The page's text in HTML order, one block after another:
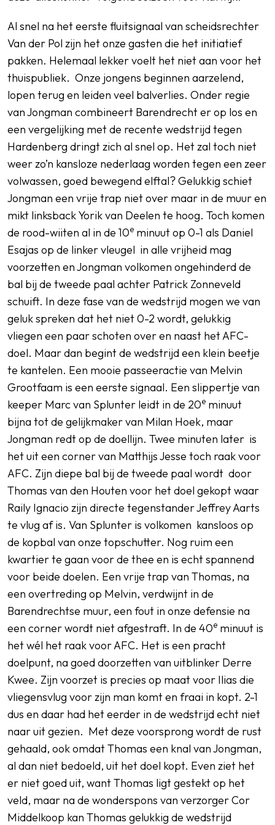
Al snel na het eerste fluitsignaal van scheidsrechter
Van der Pol zijn het onze gasten die het initiatief
pakken. Helemaal lekker voelt het niet aan voor het
thuispubliek. Onze jongens beginnen aarzelend,
lopen terug en leiden veel balverlies. Onder regie
van Jongman combineert Barendrecht er op los en
een vergelijking met de recente wedstrijd tegen
Hardenberg dringt zich al snel op. Het zal toch niet
weer zo’n kansloze nederlaag worden tegen een zeer
volwassen, goed bewegend elftal? Gelukkig schiet
Jongman een vrije trap niet over maar in de muur en
mikt linksback Yorik van Deelen te hoog. Toch komen
de rood-wiiten al in de 10e minuut op 0-1 als Daniel
Esajas op de linker vleugel in alle vrijheid mag
voorzetten en Jongman volkomen ongehinderd de
bal bij de tweede paal achter Patrick Zonneveld
schuift. In deze fase van de wedstrijd mogen we van
geluk spreken dat het niet 0-2 wordt, gelukkig
vliegen een paar schoten over en naast het AFC-
doel. Maar dan begint de wedstrijd een klein beetje
te kantelen. Een mooie passeeractie van Melvin
Grootfaam is een eerste signaal. Een slippertje van
keeper Marc van Splunter leidt in de 20e minuut
bijna tot de gelijkmaker van Milan Hoek, maar
Jongman redt op de doellijn. Twee minuten later is
het uit een corner van Matthijs Jesse toch raak voor
AFC. Zijn diepe bal bij de tweede paal wordt door
Thomas van den Houten voor het doel gekopt waar
Raily Ignacio zijn directe tegenstander Jeffrey Aarts
te vlug af is. Van Splunter is volkomen kansloos op
de kopbal van onze topschutter. Nog ruim een
kwartier te gaan voor de thee en is echt spannend
voor beide doelen. Een vrije trap van Thomas, na
een overtreding op Melvin, verdwijnt in de
Barendrechtse muur, een fout in onze defensie na
een corner wordt niet afgestraft. In de 40e minuut is
het wél het raak voor AFC. Het is een pracht
doelpunt, na goed doorzetten van uitblinker Derre
Kwee. Zijn voorzet is precies op maat voor Ilias die
vliegensvlug voor zijn man komt en fraai in kopt. 2-1
dus en daar had het eerder in de wedstrijd echt niet
naar uit gezien. Met deze voorsprong wordt de rust
gehaald, ook omdat Thomas een knal van Jongman,
al dan niet bedoeld, uit het doel kopt. Even ziet het
er niet goed uit, want Thomas ligt gestekt op het
veld, maar na de wonderspons van verzorger Cor
Middelkoop kan Thomas gelukkig de wedstrijd